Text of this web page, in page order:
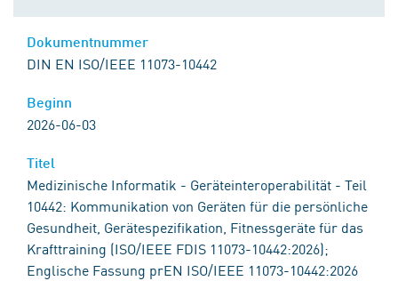
Dokumentnummer
DIN EN ISO/IEEE 11073-10442
Beginn
2026-06-03
Titel
Medizinische Informatik - Geräteinteroperabilität - Teil
10442: Kommunikation von Geräten für die persönliche
Gesundheit, Gerätespezifikation, Fitnessgeräte für das
Krafttraining (ISO/IEEE FDIS 11073-10442:2026);
Englische Fassung prEN ISO/IEEE 11073-10442:2026